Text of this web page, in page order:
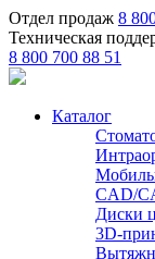
Отдел продаж 8
Техническая
8 800 700 88 51
Каталог
CAD/
Диски
3D-